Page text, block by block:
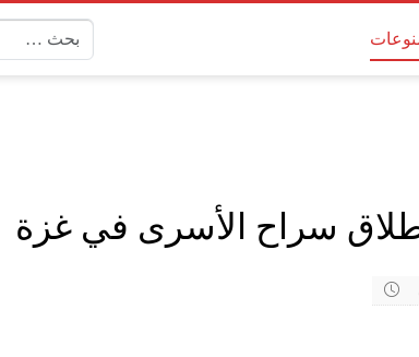
سراح الأسرى في غزة